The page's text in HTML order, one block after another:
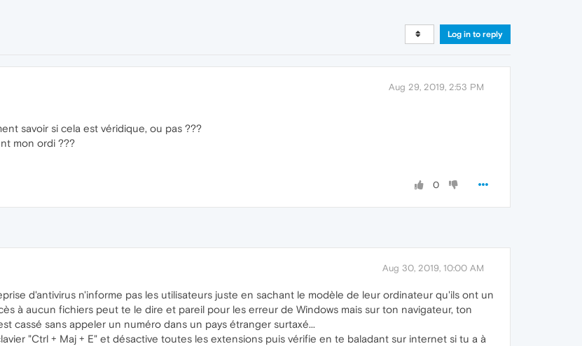
Log in to reply
Aug 29, 2019, 2:53 PM
savoir si cela est véridique, ou pas ???
mon ordi ???
0
Aug 30, 2019, 10:00 AM
d'antivirus n'informe pas les utilisateurs juste en sachant le modèle de leur ordinateur qu'ils ont un
à aucun fichiers peut te le dire et pareil pour les erreur de Windows mais sur ton navigateur, ton
cassé sans appeler un numéro dans un pays étranger surtaxé...
"Ctrl + Maj + E" et désactive toutes les extensions puis vérifie en te baladant sur internet si tu a à